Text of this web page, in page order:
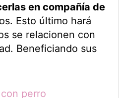
en compañía de
Esto último hará
se relacionen con
Beneficiando sus